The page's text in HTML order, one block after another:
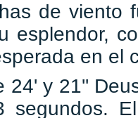
de viento
esplendor,
en el
24' y 21''
segundos.